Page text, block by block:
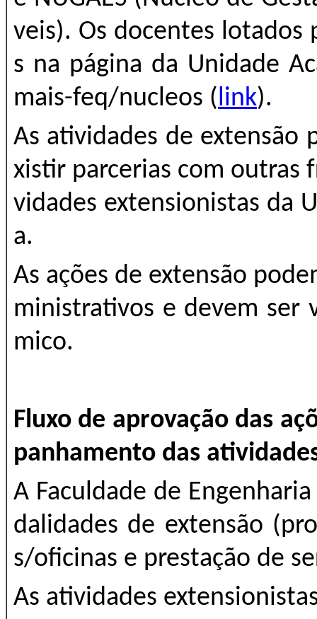
veis). Os docentes
s na página da Unidade
mais-feq/nucleos (link).
As atividades de extensão
xistir parcerias com outras
vidades extensionistas da
a.
As ações de extensão
ministrativos e devem ser
mico.
Fluxo de aprovação das
panhamento das
A Faculdade de
dalidades de extensão
s/oficinas e prestação de
As atividades